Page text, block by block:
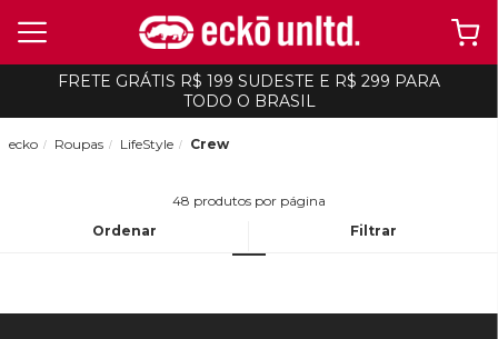
FRETE GRÁTIS R$ 199 SUDESTE E R$ 299 PARA
TODO O BRASIL
Ordenar Filtrar
ecko Roupas LifeStyle Crew
48 produtos por página